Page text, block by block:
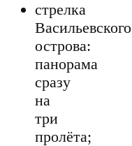
стрелка
Васильевского
острова:
панорама
сразу
на
три
пролёта;